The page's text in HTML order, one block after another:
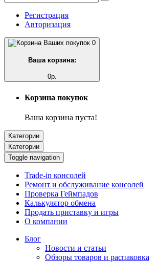
Регистрация
Авторизация
0
Ваша корзина:
0р.
Корзина покупок
Ваша корзина пуста!
Категории
Категории
Toggle navigation
Trade-in консолей
Ремонт и обслуживание консолей
Проверка Геймпадов
Калькулятор обмена
Продать приставку и игры
О компании
Блог
Новости и статьи
Обзоры товаров и распаковка